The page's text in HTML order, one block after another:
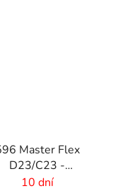
Master Flex
D23/C23 -
Bezpečnostné
10 dní